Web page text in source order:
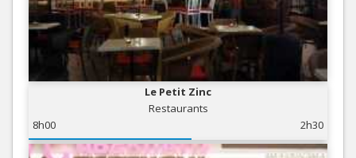
Le Petit Zinc
Restaurants
8h00
2h30